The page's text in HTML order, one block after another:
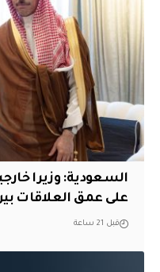
السعودية: وزيرا
على عمق العلاقات
قبل 21 ساعة